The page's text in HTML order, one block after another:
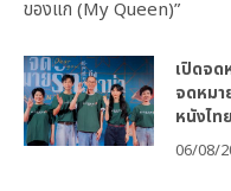
ของแก (My Queen)”
เปิดจด
จดหมา
หนังไทย
06/08/